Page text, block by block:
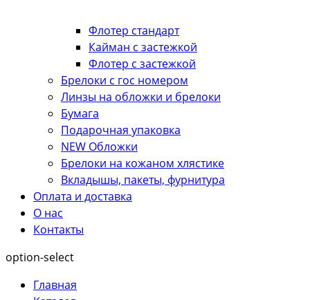
Флотер стандарт
Кайман с застежкой
Флотер с застежкой
Брелоки с гос номером
Линзы на обложки и брелоки
Бумага
Подарочная упаковка
NEW Обложки
Брелоки на кожаном хлястике
Вкладышы, пакеты, фурнитура
Оплата и доставка
О нас
Контакты
option-select
Главная